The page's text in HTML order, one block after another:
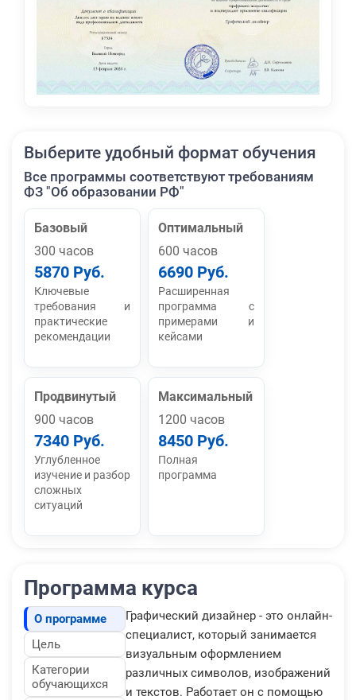
Выберите удобный формат обучения
Все программы соответствуют требованиям
ФЗ "Об образовании РФ"
Базовый
300 часов
5870 Руб.
Ключевые
требования и
практические
рекомендации
Оптимальный
600 часов
6690 Руб.
Расширенная
программа с
примерами и
кейсами
Продвинутый
900 часов
7340 Руб.
Углубленное
изучение и разбор
сложных
ситуаций
Максимальный
1200 часов
8450 Руб.
Полная
программа
Программа курса
О программе
Цель
Категории
обучающихся
Графический дизайнер - это онлайн-
специалист, который занимается
визуальным оформлением
различных символов, изображений
и текстов. Работает он с помощью